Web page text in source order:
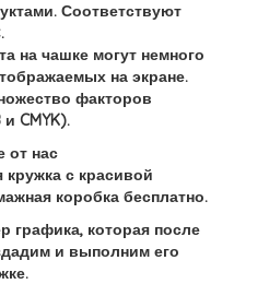
Соответствуют
.
на чашке могут немного
на экране.
факторов
CMYK).
от нас
кружка с красивой
коробка бесплатно.
графика, которая после
и выполним его